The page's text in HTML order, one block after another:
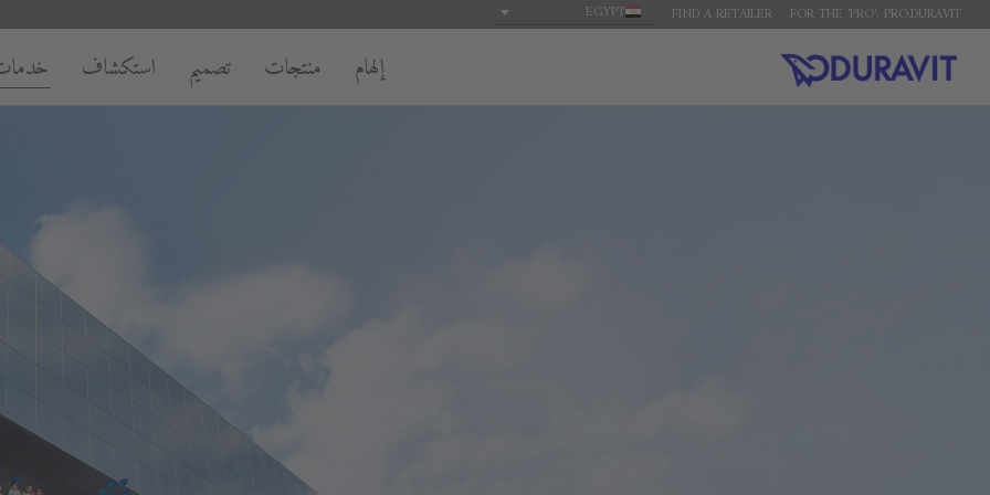
FOR THE 'PRO': PRO.DURAVIT
FIND A RETAILER
EGYPT
إلهام منتجات تصميم استكشاف